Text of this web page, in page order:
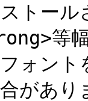
トー
等
ォン
合が